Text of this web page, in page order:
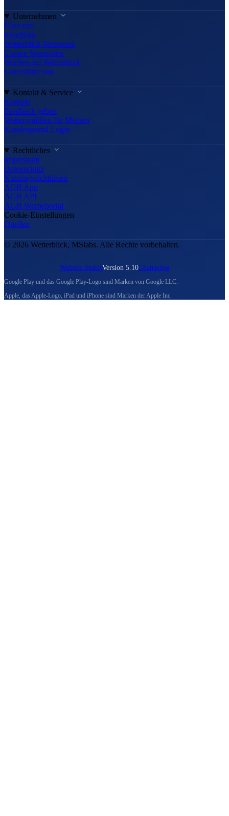
Unternehmen
Über uns
Roadmap
Wetterblick-Netzwerk
Unsere Sponsoren
Werben auf Wetterblick
Unterstütze uns
Kontakt & Service
Kontakt
Feedback geben
Wettergrafiken für Medien
Kundenportal Login
Rechtliches
Impressum
Datenschutz
Nutzungsrichtlinien
AGB App
AGB API
AGB Werbeportal
Cookie-Einstellungen
Quellen
© 2026 Wetterblick, MSlabs. Alle Rechte vorbehalten.
Website-StatusVersion 5.10Changelog
Google Play und das Google Play-Logo sind Marken von Google LLC.
Apple, das Apple-Logo, iPad und iPhone sind Marken der Apple Inc.